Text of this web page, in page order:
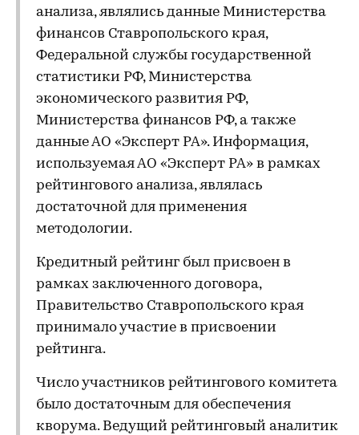
анализа, являлись данные Министерства
финансов Ставропольского края,
Федеральной службы государственной
статистики РФ, Министерства
экономического развития РФ,
Министерства финансов РФ, а также
данные АО «Эксперт РА». Информация,
используемая АО «Эксперт РА» в рамках
рейтингового анализа, являлась
достаточной для применения
методологии.
Кредитный рейтинг был присвоен в
рамках заключенного договора,
Правительство Ставропольского края
принимало участие в присвоении
рейтинга.
Число участников рейтингового комитета
было достаточным для обеспечения
кворума. Ведущий рейтинговый аналитик